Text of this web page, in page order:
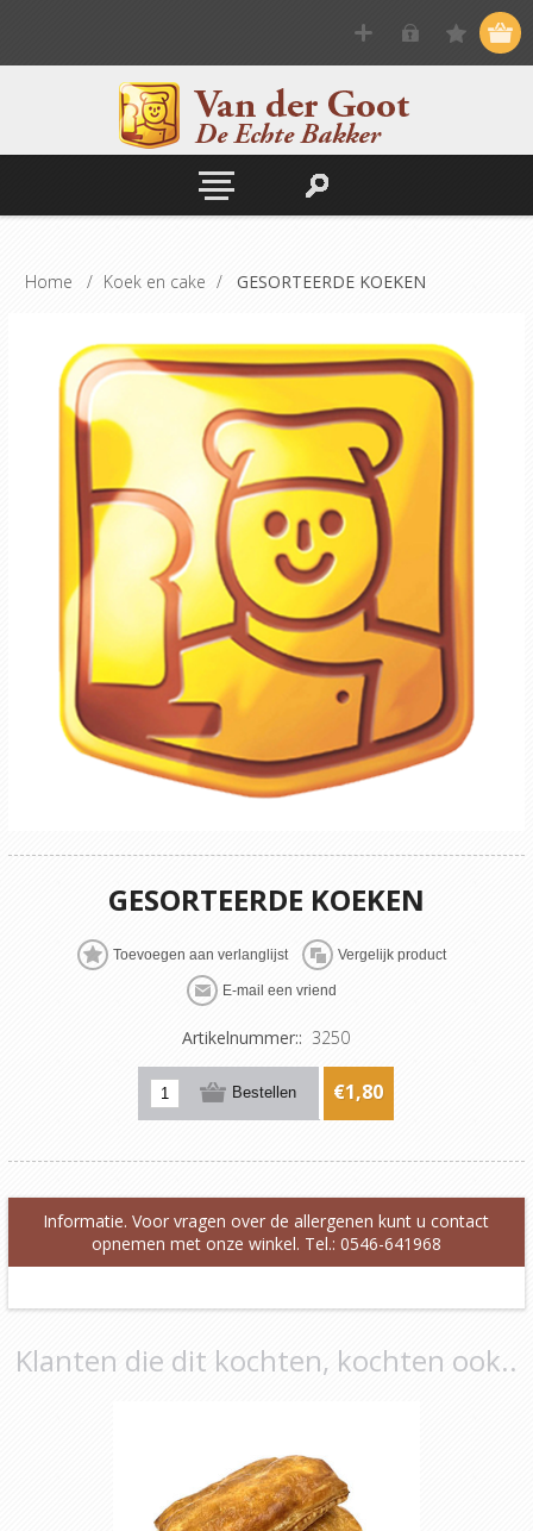
Home / Koek en cake / GESORTEERDE KOEKEN
GESORTEERDE KOEKEN
Artikelnummer:: 3250
€1,80
Informatie. Voor vragen over de allergenen kunt u contact
opnemen met onze winkel. Tel.: 0546-641968
Klanten die dit kochten, kochten ook..